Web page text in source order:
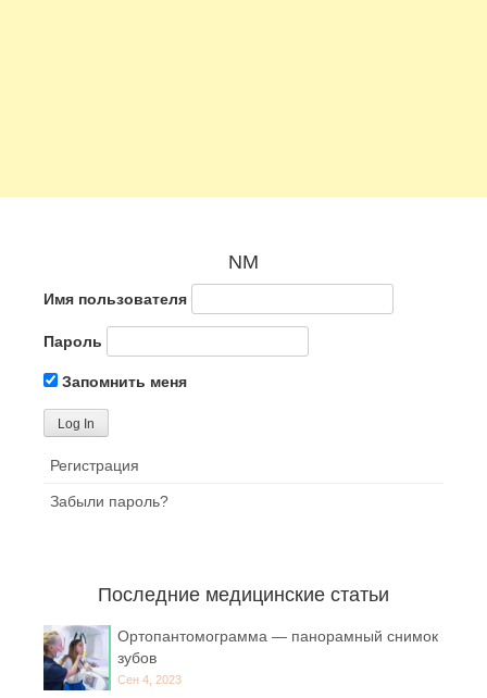
NM
Имя пользователя
Пароль
Запомнить меня
Регистрация
Забыли пароль?
Последние медицинские статьи
Ортопантомограмма — панорамный снимок
зубов
Сен 4, 2023